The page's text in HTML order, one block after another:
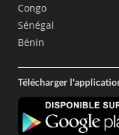
Congo
Sénégal
Bénin
Télécharger